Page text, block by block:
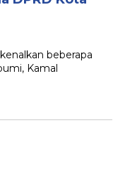
beberapa
Kamal